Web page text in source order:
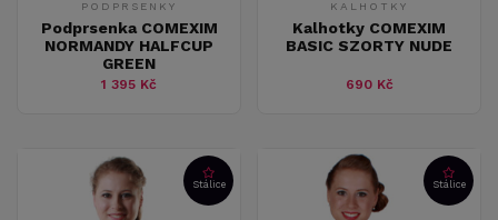
PODPRSENKY
Podprsenka COMEXIM
NORMANDY HALFCUP
GREEN
1 395 Kč
KALHOTKY
Kalhotky COMEXIM
BASIC SZORTY NUDE
690 Kč
Stálice Stálice